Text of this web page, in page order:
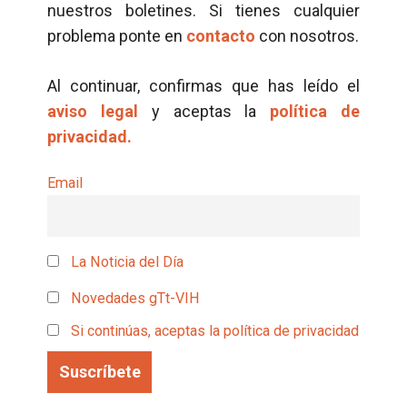
nuestros boletines. Si tienes cualquier
problema ponte en contacto con nosotros.
Al continuar, confirmas que has leído el
aviso legal
y aceptas la política de
privacidad.
Email
La Noticia del Día
Novedades gTt-VIH
Si continúas, aceptas la política de privacidad